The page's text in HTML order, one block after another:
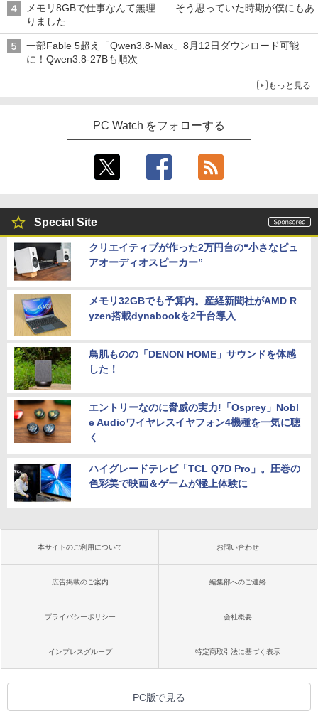
メモリ8GBで仕事なんて無理……そう思っていた時期が僕にもあ
りました
一部Fable 5超え「Qwen3.8-Max」8月12日ダウンロード可能
に！Qwen3.8-27Bも順次
もっと見る
PC Watch をフォローする
Special Site
クリエイティブが作った2万円台の“小さなピュ
アオーディオスピーカー”
メモリ32GBでも予算内。産経新聞社がAMD R
yzen搭載dynabookを2千台導入
鳥肌ものの「DENON HOME」サウンドを体感
した！
エントリーなのに脅威の実力!「Osprey」Nobl
e Audioワイヤレスイヤフォン4機種を一気に聴
く
ハイグレードテレビ「TCL Q7D Pro」。圧巻の
色彩美で映画＆ゲームが極上体験に
本サイトのご利用について お問い合わせ
広告掲載のご案内 編集部へのご連絡
プライバシーポリシー 会社概要
インプレスグループ 特定商取引法に基づく表示
PC版で見る